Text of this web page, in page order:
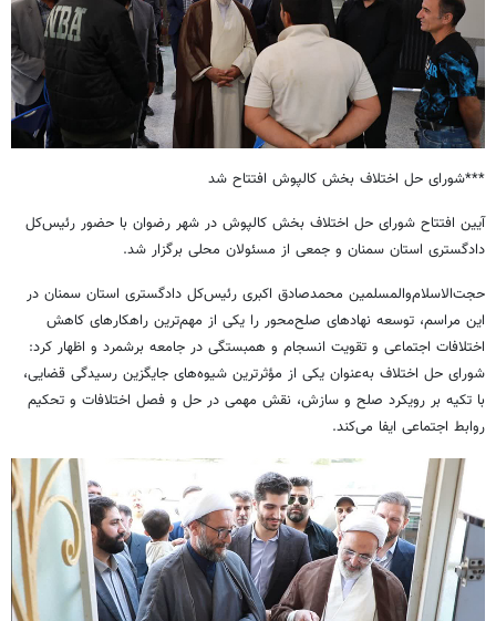
***شورای حل اختلاف بخش کالپوش افتتاح شد
آیین افتتاح شورای حل اختلاف بخش کالپوش در شهر رضوان با حضور رئیس‌کل
دادگستری استان سمنان و جمعی از مسئولان محلی برگزار شد.
حجت‌الاسلام‌والمسلمین محمدصادق اکبری رئیس‌کل دادگستری استان سمنان در
این مراسم، توسعه نهادهای صلح‌محور را یکی از مهم‌ترین راهکارهای کاهش
اختلافات اجتماعی و تقویت انسجام و همبستگی در جامعه برشمرد و اظهار کرد:
شورای حل اختلاف به‌عنوان یکی از مؤثرترین شیوه‌های جایگزین رسیدگی قضایی،
با تکیه بر رویکرد صلح و سازش، نقش مهمی در حل و فصل اختلافات و تحکیم
روابط اجتماعی ایفا می‌کند.